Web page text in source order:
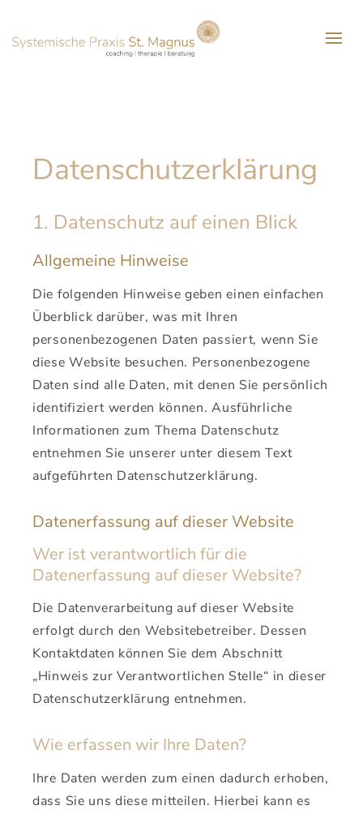
Datenschutz­erklärung
1. Datenschutz auf einen Blick
Allgemeine Hinweise
Die folgenden Hinweise geben einen einfachen
Überblick darüber, was mit Ihren
personenbezogenen Daten passiert, wenn Sie
diese Website besuchen. Personenbezogene
Daten sind alle Daten, mit denen Sie persönlich
identifiziert werden können. Ausführliche
Informationen zum Thema Datenschutz
entnehmen Sie unserer unter diesem Text
aufgeführten Datenschutzerklärung.
Datenerfassung auf dieser Website
Wer ist verantwortlich für die
Datenerfassung auf dieser Website?
Die Datenverarbeitung auf dieser Website
erfolgt durch den Websitebetreiber. Dessen
Kontaktdaten können Sie dem Abschnitt
„Hinweis zur Verantwortlichen Stelle“ in dieser
Datenschutzerklärung entnehmen.
Wie erfassen wir Ihre Daten?
Ihre Daten werden zum einen dadurch erhoben,
dass Sie uns diese mitteilen. Hierbei kann es